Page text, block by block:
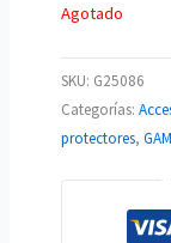
Agotado
SKU: G25086
Categorías:
protectores,